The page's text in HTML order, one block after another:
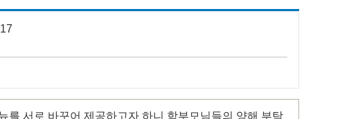
를 서로 바꾸어 제공하고자 하니 학부모님들의 양해 부탁